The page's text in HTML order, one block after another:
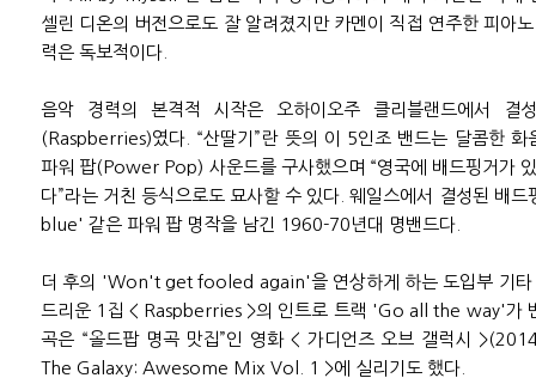
셀린 디온의 버전으로도 잘 알려졌지만 카멘이 직접 연주한 피아
력은 독보적이다.
음악 경력의 본격적 시작은 오하이오주 클리블랜드에서 결
(Raspberries)였다. “산딸기”란 뜻의 이 5인조 밴드는 달콤한 화
파워 팝(Power Pop) 사운드를 구사했으며 “영국에 배드핑거가
다”라는 거친 등식으로도 묘사할 수 있다. 웨일스에서 결성된 배
blue' 같은 파워 팝 명작을 남긴 1960-70년대 명밴드다.
더 후의 'Won't get fooled again'을 연상하게 하는 도입부 기타
드리운 1집 < Raspberries >의 인트로 트랙 'Go all the way'가
곡은 “올드팝 명곡 맛집”인 영화 < 가디언즈 오브 갤럭시
The Galaxy: Awesome Mix Vol. 1 >에 실리기도 했다.